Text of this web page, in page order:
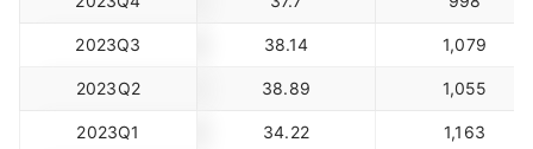
2023Q3 38.14 1,079
2023Q2 38.89 1,055
2023Q1 34.22 1,163